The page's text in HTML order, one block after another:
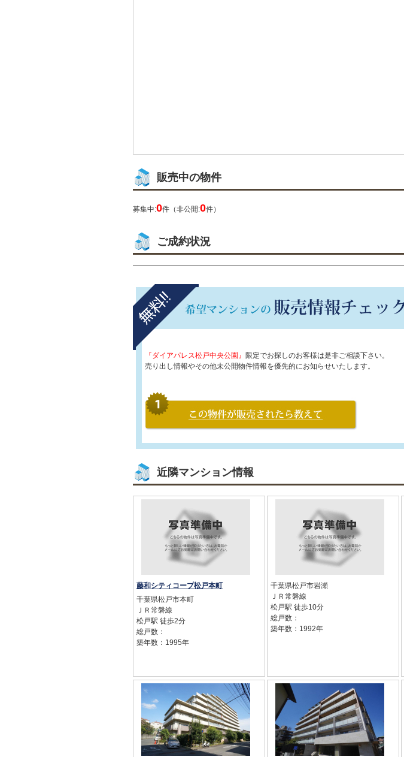
販売中の物件
募集中:0件（非公開:0件）
ご成約状況
『ダイアパレス松戸中央公園』 限定でお探しのお客様は是非ご相談下さい。
売り出し情報やその他未公開物件情報を優先的にお知らせいたします。
近隣マンション情報
藤和シティコープ松戸本町
千葉県松戸市本町
ＪＲ常磐線
松戸駅 徒歩2分
総戸数：
築年数：1995年
千葉県松戸市岩瀬
ＪＲ常磐線
松戸駅 徒歩10分
総戸数：
築年数：1992年